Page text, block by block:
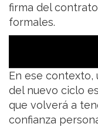
firma del
formales.
En ese
del nuevo ciclo
que volverá a
confianza